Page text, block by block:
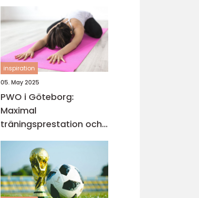
inspiration
05. May 2025
PWO i Göteborg:
Maximal
träningsprestation och
fokus